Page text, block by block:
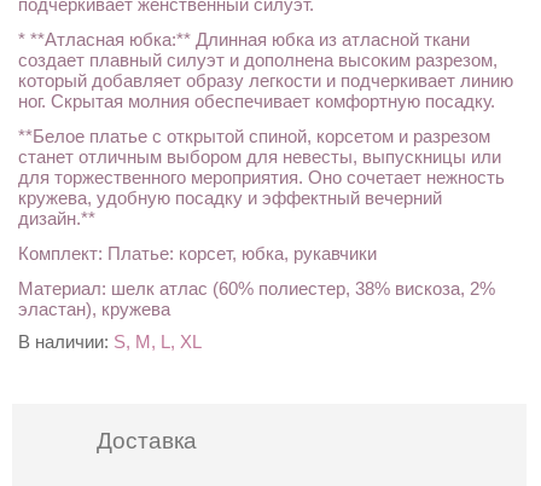
* **Атласная юбка:** Длинная юбка из атласной ткани
создает плавный силуэт и дополнена высоким разрезом,
который добавляет образу легкости и подчеркивает линию
ног. Скрытая молния обеспечивает комфортную посадку.
**Белое платье с открытой спиной, корсетом и разрезом
станет отличным выбором для невесты, выпускницы или
для торжественного мероприятия. Оно сочетает нежность
кружева, удобную посадку и эффектный вечерний
дизайн.**
Комплект: Платье: корсет, юбка, рукавчики
Материал: шелк атлас (60% полиестер, 38% вискоза, 2%
эластан), кружева
В наличии: S, M, L, XL
Доставка